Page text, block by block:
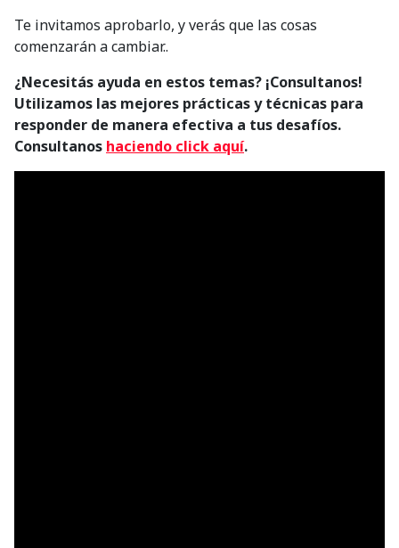
Te invitamos aprobarlo, y verás que las cosas
comenzarán a cambiar..
¿Necesitás ayuda en estos temas? ¡Consultanos!
Utilizamos las mejores prácticas y técnicas para
responder de manera efectiva a tus desafíos.
Consultanos haciendo click aquí.